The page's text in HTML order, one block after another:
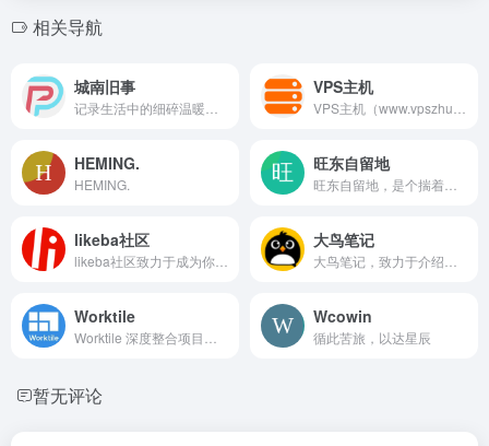
相关导航
城南旧事 VPS主机
HEMING.
HEMING.
旺东自留地
likeba社区 大鸟笔记
Worktile Wcowin
循此苦旅，以达星辰
暂无评论